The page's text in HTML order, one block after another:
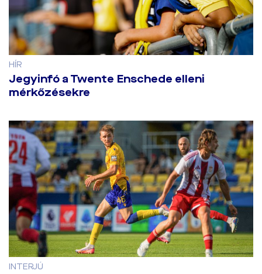
HÍR
Jegyinfó a Twente Enschede elleni
mérkőzésekre
INTERJÚ